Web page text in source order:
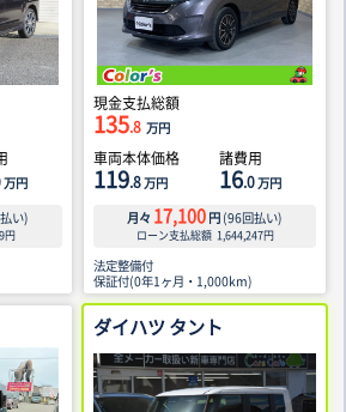
万円
い)
円
現金支払総額
135.8 万円
車両本体価格
119.8万円
諸費用
16.0万円
月々 17,100 円 (96回払い)
ローン支払総額 1,644,247円
法定整備付
保証付(0年1ヶ月・1,000km)
ダイハツ タント